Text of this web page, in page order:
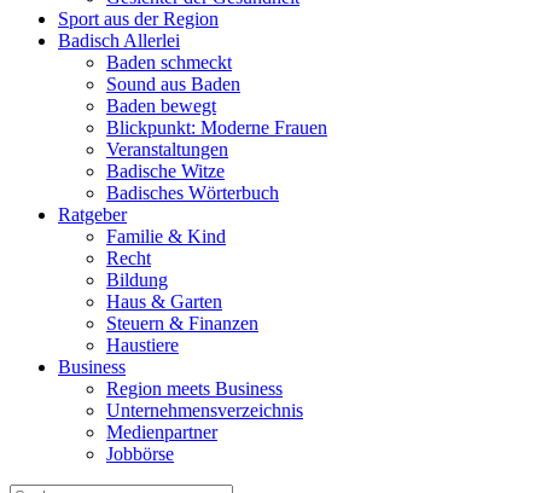
Sport aus der Region
Badisch Allerlei
Baden schmeckt
Sound aus Baden
Baden bewegt
Blickpunkt: Moderne Frauen
Veranstaltungen
Badische Witze
Badisches Wörterbuch
Ratgeber
Familie & Kind
Recht
Bildung
Haus & Garten
Steuern & Finanzen
Haustiere
Business
Region meets Business
Unternehmensverzeichnis
Medienpartner
Jobbörse